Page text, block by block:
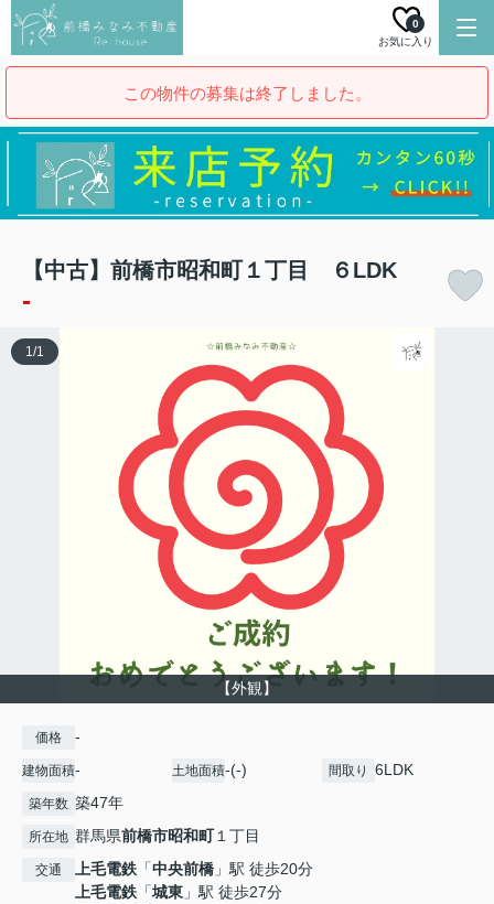
お気に入り
0
この物件の募集は終了しました。
【中古】前橋市昭和町１丁目 ６LDK
-
【外観】
1/1
価格 -
建物面積- 土地面積-(-) 間取り 6LDK
築年数 築47年
所在地 群馬県前橋市昭和町１丁目
交通 上毛電鉄 「中央前橋 」駅 徒歩20分
上毛電鉄 「城東 」駅 徒歩27分